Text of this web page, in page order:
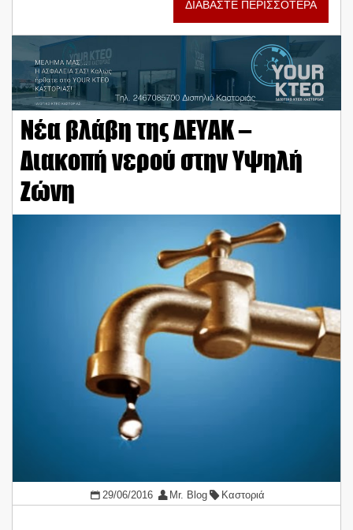
ΔΙΑΒΑΣΤΕ ΠΕΡΙΣΣΟΤΕΡΑ
Νέα βλάβη της ΔΕΥΑΚ –
Διακοπή νερού στην Υψηλή
Ζώνη
29/06/2016 Mr. Blog Καστοριά